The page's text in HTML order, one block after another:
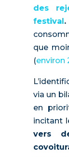
des
festival
que
(environ
via un
en
incitant
vers